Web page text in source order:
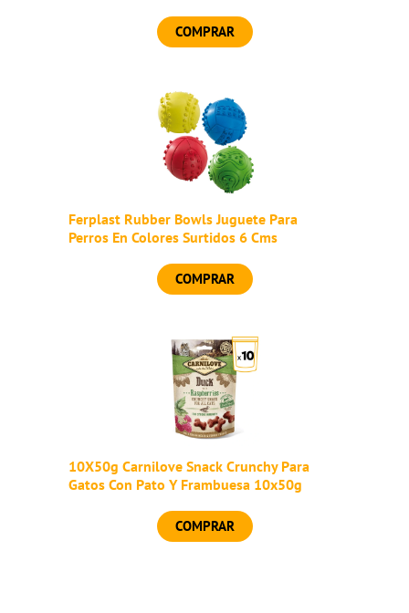
COMPRAR
Ferplast Rubber Bowls Juguete Para
Perros En Colores Surtidos 6 Cms
COMPRAR
10X50g Carnilove Snack Crunchy Para
Gatos Con Pato Y Frambuesa 10x50g
COMPRAR